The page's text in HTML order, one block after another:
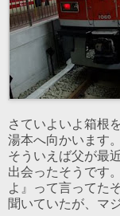
さていよいよ箱根
湯本へ向かいます。
そういえば父が最
出会ったそうです
よ』って言ってた
聞いていたが、マ